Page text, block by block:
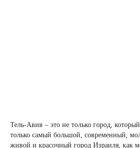
Тель-Авив – это не только город,
только самый большой, современный,
живой и красочный город Израиля, как